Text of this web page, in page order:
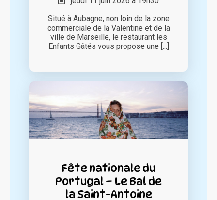
Situé à Aubagne, non loin de la zone
commerciale de la Valentine et de la
ville de Marseille, le restaurant les
Enfants Gâtés vous propose une [...]
Fête nationale du
Portugal – Le Bal de
la Saint-Antoine